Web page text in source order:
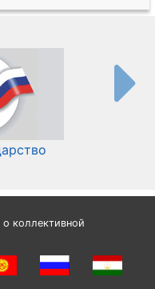
коллективной